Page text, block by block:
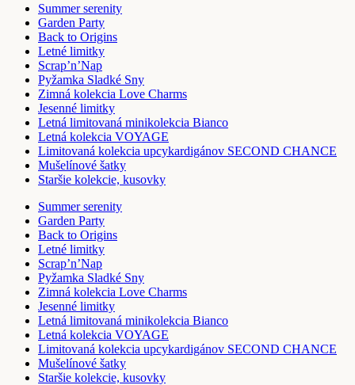
Summer serenity
Garden Party
Back to Origins
Letné limitky
Scrap’n’Nap
Pyžamka Sladké Sny
Zimná kolekcia Love Charms
Jesenné limitky
Letná limitovaná minikolekcia Bianco
Letná kolekcia VOYAGE
Limitovaná kolekcia upcykardigánov SECOND CHANCE
Mušelínové šatky
Staršie kolekcie, kusovky
Summer serenity
Garden Party
Back to Origins
Letné limitky
Scrap’n’Nap
Pyžamka Sladké Sny
Zimná kolekcia Love Charms
Jesenné limitky
Letná limitovaná minikolekcia Bianco
Letná kolekcia VOYAGE
Limitovaná kolekcia upcykardigánov SECOND CHANCE
Mušelínové šatky
Staršie kolekcie, kusovky